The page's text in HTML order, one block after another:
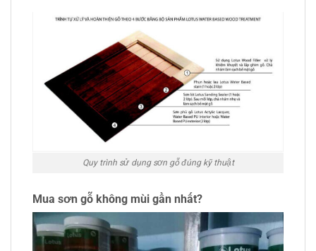
Quy trình sử dụng sơn gỗ đúng kỹ thuật
Mua sơn gỗ không mùi gần nhất?